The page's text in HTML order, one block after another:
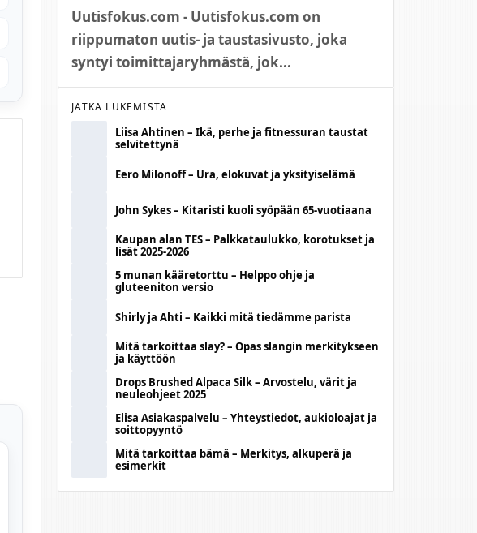
Uutisfokus.com - Uutisfokus.com on
riippumaton uutis- ja taustasivusto, joka
syntyi toimittajaryhmästä, jok...
JATKA LUKEMISTA
Liisa Ahtinen – Ikä, perhe ja fitnessuran taustat
selvitettynä
Eero Milonoff – Ura, elokuvat ja yksityiselämä
John Sykes – Kitaristi kuoli syöpään 65-vuotiaana
Kaupan alan TES – Palkkataulukko, korotukset ja
lisät 2025-2026
5 munan kääretorttu – Helppo ohje ja
gluteeniton versio
Shirly ja Ahti – Kaikki mitä tiedämme parista
Mitä tarkoittaa slay? – Opas slangin merkitykseen
ja käyttöön
Drops Brushed Alpaca Silk – Arvostelu, värit ja
neuleohjeet 2025
Elisa Asiakaspalvelu – Yhteystiedot, aukioloajat ja
soittopyyntö
Mitä tarkoittaa bämä – Merkitys, alkuperä ja
esimerkit